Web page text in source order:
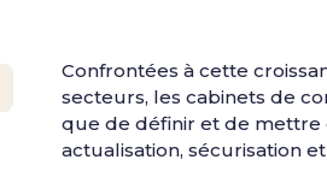
Confrontées à cette
secteurs, les cabinets de
que de définir et de mettre
actualisation, sécurisation